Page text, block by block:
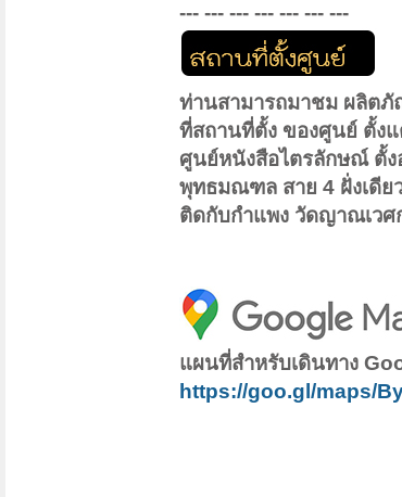
--- --- --- --- --- --- ---
ท่านสามารถมาชม ผลิต
ที่สถานที่ตั้ง ของศูนย์ ตั้งแ
ศูนย์หนังสือไตรลักษณ์ ตั้ง
พุทธมณฑล สาย 4 ฝั่งเดี
ติดกับกำแพง วัดญาณเวศ
แผนที่สำหรับเดินทาง
https://goo.gl/maps/